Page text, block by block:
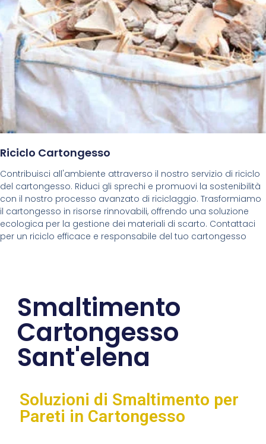
Riciclo Cartongesso
Contribuisci all'ambiente attraverso il nostro servizio di riciclo
del cartongesso. Riduci gli sprechi e promuovi la sostenibilità
con il nostro processo avanzato di riciclaggio. Trasformiamo
il cartongesso in risorse rinnovabili, offrendo una soluzione
ecologica per la gestione dei materiali di scarto. Contattaci
per un riciclo efficace e responsabile del tuo cartongesso
Smaltimento
Cartongesso
Sant'elena
Soluzioni di Smaltimento per
Pareti in Cartongesso